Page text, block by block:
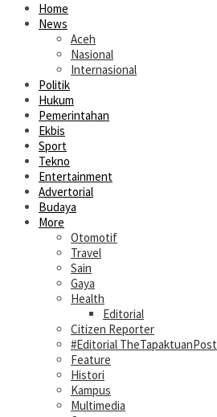
Home
News
Aceh
Nasional
Internasional
Politik
Hukum
Pemerintahan
Ekbis
Sport
Tekno
Entertainment
Advertorial
Budaya
More
Otomotif
Travel
Sain
Gaya
Health
Editorial
Citizen Reporter
#Editorial TheTapaktuanPost
Feature
Histori
Kampus
Multimedia